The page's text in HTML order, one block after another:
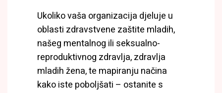
Ukoliko vaša organizacija djeluje u
oblasti zdravstvene zaštite mladih,
našeg mentalnog ili seksualno-
reproduktivnog zdravlja, zdravlja
mladih žena, te mapiranju načina
kako iste poboljšati – ostanite s